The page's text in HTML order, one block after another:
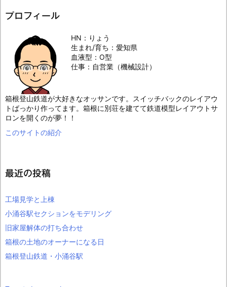
プロフィール
HN：りょう
生まれ/育ち：愛知県
血液型：O型
仕事：自営業（機械設計）
箱根登山鉄道が大好きなオッサンです。スイッチバックのレイアウ
トばっかり作ってます。箱根に別荘を建てて鉄道模型レイアウトサ
ロンを開くのが夢！！
このサイトの紹介
最近の投稿
工場見学と上棟
小涌谷駅セクションをモデリング
旧家屋解体の打ち合わせ
箱根の土地のオーナーになる日
箱根登山鉄道・小涌谷駅